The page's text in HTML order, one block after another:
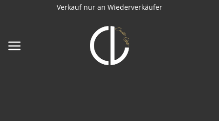
Verkauf nur an Wiederverkäufer